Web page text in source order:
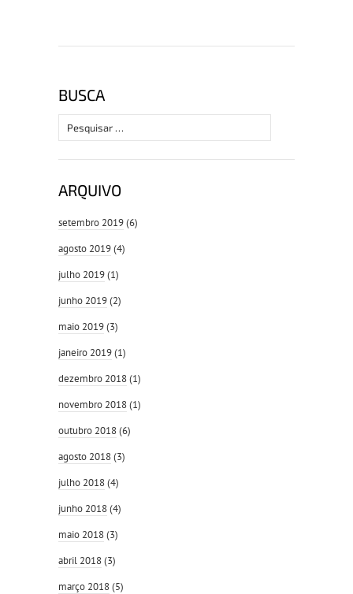
BUSCA
Pesquisar
por:
ARQUIVO
setembro 2019(6)
agosto 2019(4)
julho 2019(1)
junho 2019(2)
maio 2019(3)
janeiro 2019(1)
dezembro 2018(1)
novembro 2018(1)
outubro 2018(6)
agosto 2018(3)
julho 2018(4)
junho 2018(4)
maio 2018(3)
abril 2018(3)
março 2018(5)